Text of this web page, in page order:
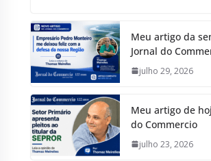
Meu artigo da
Jornal do
julho 29, 2026
Meu artigo de
do Commercio
julho 23, 2026